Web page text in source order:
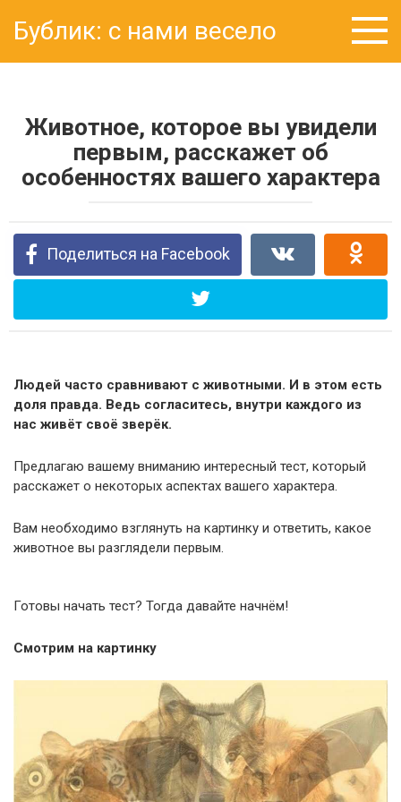
контенту
Бублик: с нами весело
Животное, которое вы увидели
первым, расскажет об
особенностях вашего характера
Поделиться на Facebook
Людей часто сравнивают с животными. И в этом есть
доля правда. Ведь согласитесь, внутри каждого из
нас живёт своё зверёк.
Предлагаю вашему вниманию интересный тест, который
расскажет о некоторых аспектах вашего характера.
Вам необходимо взглянуть на картинку и ответить, какое
животное вы разглядели первым.
Готовы начать тест? Тогда давайте начнём!
Смотрим на картинку